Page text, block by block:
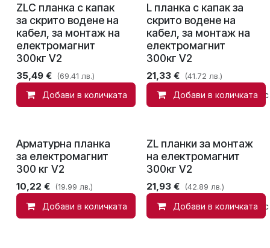
ZLC планка с капак
за скрито водене на
кабел, за монтаж на
електромагнит
300кг V2
35,49€ (69.41 лв.)
Добави в количката Добави в списък
L планка с капак за
скрито водене на
кабел, за монтаж на
електромагнит
300кг V2
21,33 € (41.72 лв.)
Добави в количката
Арматурна планка
за електромагнит
300 кг V2
10,22 € (19.99 лв.)
Добави в количката Добави в списък
ZL планки за монтаж
на електромагнит
300кг V2
21,93 € (42.89 лв.)
Добави в количката